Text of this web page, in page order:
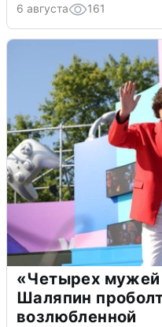
6 августа 161
«Четырех мужей
Шаляпин
возлюбленной